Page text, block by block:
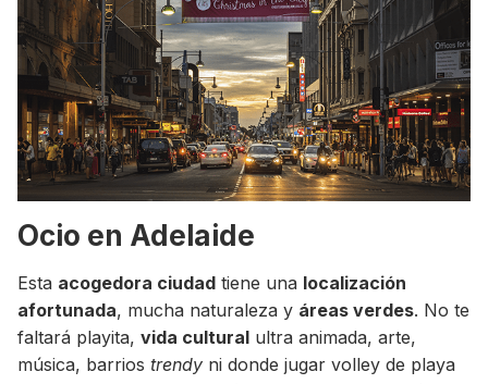
Ocio en Adelaide
Esta acogedora ciudad tiene una localización
afortunada, mucha naturaleza y áreas verdes. No te
faltará playita, vida cultural ultra animada, arte,
música, barrios trendy ni donde jugar volley de playa